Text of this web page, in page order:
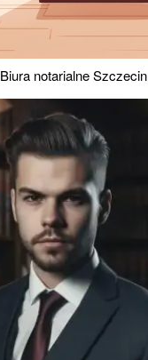
Biura notarialne Szczecin